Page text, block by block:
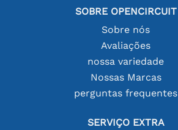
SOBRE OPENCIRCUIT
Sobre nós
Avaliações
nossa variedade
Nossas Marcas
perguntas frequentes
SERVIÇO EXTRA